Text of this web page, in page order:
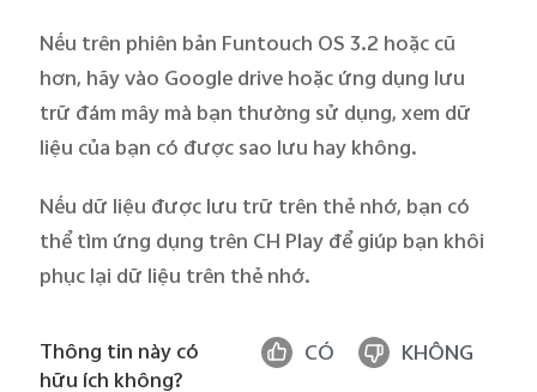
Nếu trên phiên bản Funtouch OS3.2 hoặc cũ
hơn, hãy vào Google drivehoặc ứng dụng lưu
trữ đám mây mà bạn thường sử dụng, xem dữ
liệu của bạn có được sao lưu hay không.
Nếu dữ liệu được lưu trữ trên thẻ nhớ, bạn có
thể tìm ứng dụng trên CH Play để giúp bạn khôi
phục lại dữ liệu trên thẻ nhớ.
Thông tin này có
hữu ích không?
CÓ KHÔNG